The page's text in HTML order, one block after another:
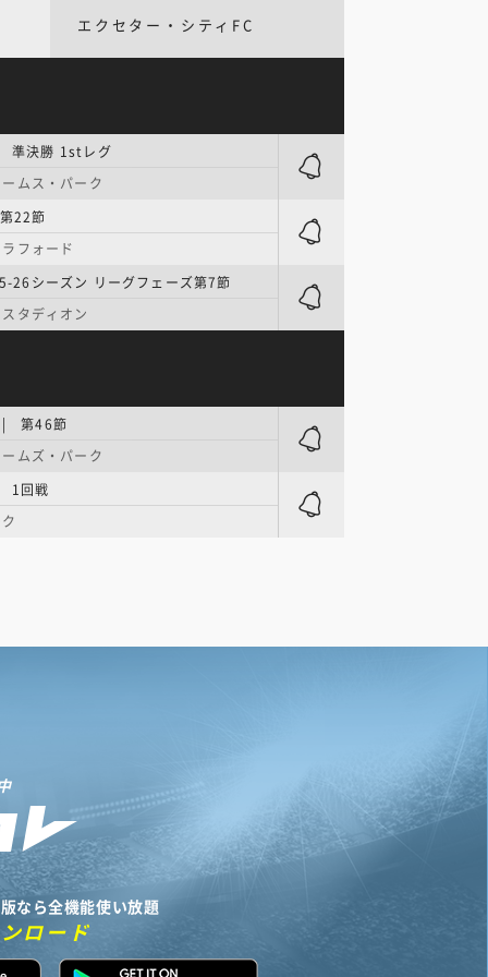
エクセター・シティFC
決勝 1stレグ
ムス・パーク
22節
フォード
シーズン リーグフェーズ第7節
タディオン
第46節
ムズ・パーク
回戦
なら全機能使い放題
ロード